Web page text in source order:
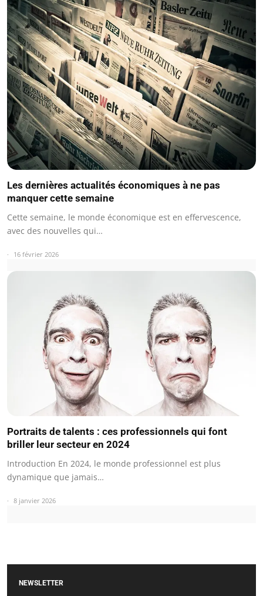
Les dernières actualités économiques à ne pas
manquer cette semaine
Cette semaine, le monde économique est en effervescence,
avec des nouvelles qui…
16 février 2026
Portraits de talents : ces professionnels qui font
briller leur secteur en 2024
Introduction En 2024, le monde professionnel est plus
dynamique que jamais…
8 janvier 2026
NEWSLETTER